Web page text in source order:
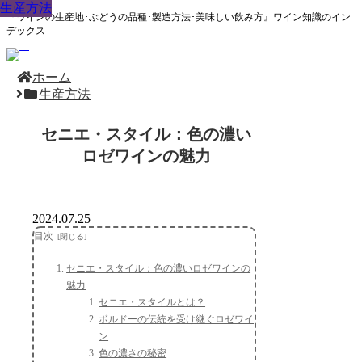
『ワインの生産地･ぶどうの品種･製造方法･美味しい飲み方』ワイン知識のイン
デックス
ホーム
生産方法
セニエ・スタイル：色の濃い
ロゼワインの魅力
生産方法
2024.07.25
目次
セニエ・スタイル：色の濃いロゼワインの
魅力
セニエ・スタイルとは？
ボルドーの伝統を受け継ぐロゼワイ
ン
色の濃さの秘密
生産方法
生産方法
生産方法
生産方法
生産方法
生産方法
生産方法
生産方法